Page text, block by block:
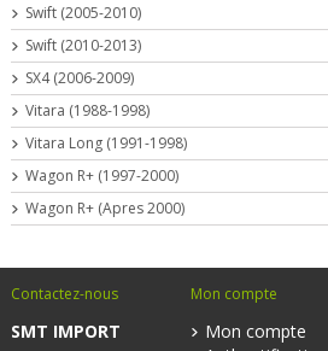
Swift (2005-2010)
Swift (2010-2013)
SX4 (2006-2009)
Vitara (1988-1998)
Vitara Long (1991-1998)
Wagon R+ (1997-2000)
Wagon R+ (Apres 2000)
Contactez-nous
SMT IMPORT
Mon compte
Mon compte